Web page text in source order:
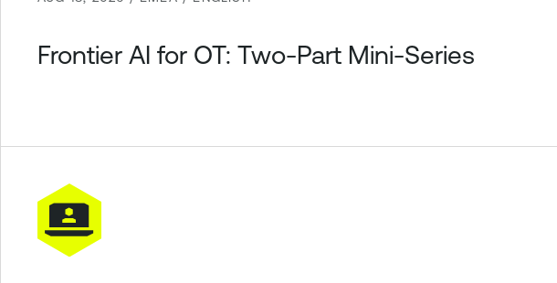
Frontier AI for OT: Two-Part Mini-Series